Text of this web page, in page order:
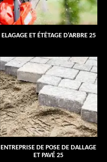
ELAGAGE ET ÉTÊTAGE D'ARBRE 25
ENTREPRISE DE POSE DE DALLAGE
ET PAVÉ 25